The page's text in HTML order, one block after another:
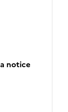
notice